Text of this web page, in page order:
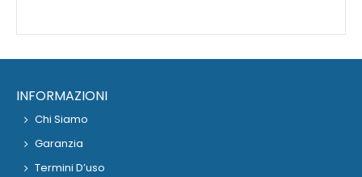
INFORMAZIONI
Chi Siamo
Garanzia
Termini D’uso